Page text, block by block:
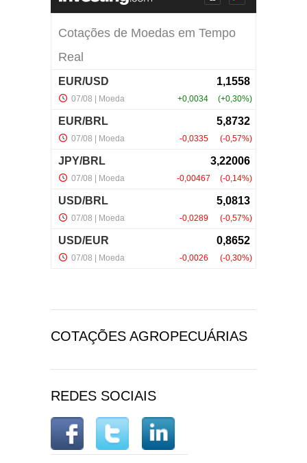
COTAÇÕES AGROPECUÁRIAS
REDES SOCIAIS